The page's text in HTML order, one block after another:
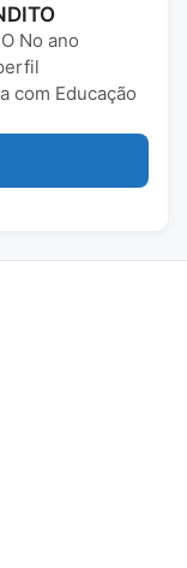
No ano
com Educação